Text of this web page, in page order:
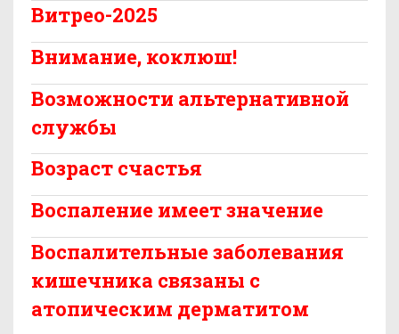
Витрео-2025
Внимание, коклюш!
Возможности альтернативной
службы
Возраст счастья
Воспаление имеет значение
Воспалительные заболевания
кишечника связаны с
атопическим дерматитом